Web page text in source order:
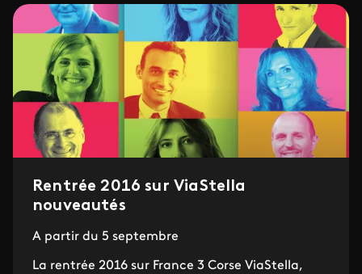
Rentrée 2016 sur ViaStella
nouveautés
A partir du 5 septembre
La rentrée 2016 sur France 3 Corse ViaStella,